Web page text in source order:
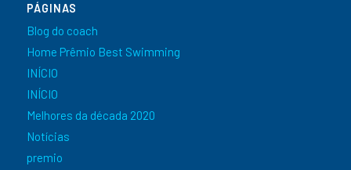
PÁGINAS
Blog do coach
Home Prêmio Best Swimming
INÍCIO
INÍCIO
Melhores da década 2020
Notícias
premio